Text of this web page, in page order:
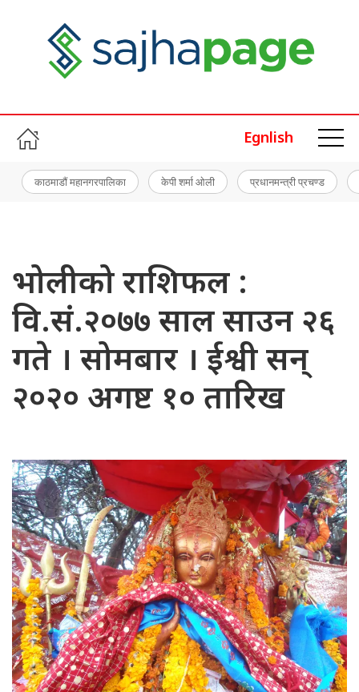
Egnlish
काठमाडौं महानगरपालिका केपी शर्मा ओली प्रधानमन्त्री प्रचण्ड
भोलीको राशिफल :
वि.सं.२०७७ साल साउन २६
गते । सोमबार । ईश्वी सन्
२०२० अगष्ट १० तारिख